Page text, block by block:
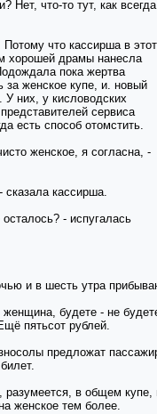
Нет, что-то тут, как
что кассирша в этот
хорошей драмы нанесла
пока жертва
за женское купе, и. новый
У них, у кисловодских
сервиса
есть способ отомстить.
женское, я согласна, -
кассирша.
- испугалась
и в шесть утра
будете - не
пятьсот рублей.
предложат
в общем купе,
женское тем более.